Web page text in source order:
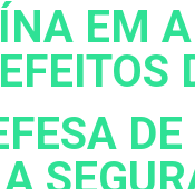
EM